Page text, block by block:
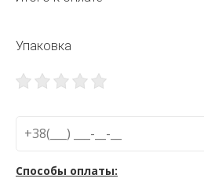
Упаковка
Способы оплаты: